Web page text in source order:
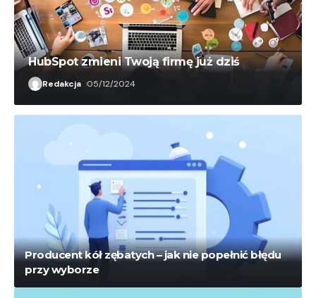
HubSpot zmieni Twoją firmę już dziś
Redakcja 05/12/2024
Producent kół zębatych – jak nie popełnić błędu
przy wyborze